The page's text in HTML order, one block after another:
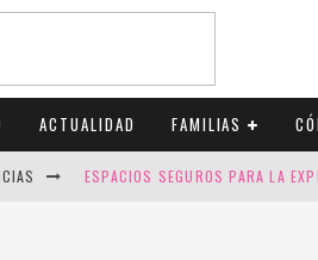
ACTUALIDAD FAMILIAS
ESPACIOS SEGUROS PARA LA